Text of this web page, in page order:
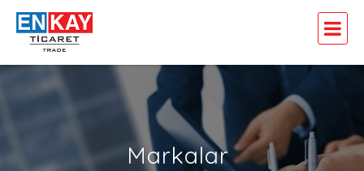
Markalar